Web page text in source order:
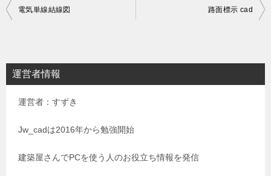
投
ビ
ゲ
電気単線結線図 路面標示 cad
運営者情報
運営者：すずき
Jw_cadは2016年から勉強開始
建築屋さんでPCを使う人のお役立ち情報を発信